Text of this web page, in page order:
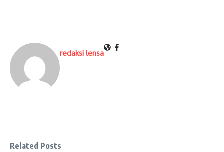
redaksi lensa
Related Posts